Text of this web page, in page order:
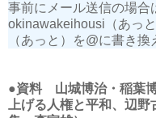
事前にメール送信の場合
okinawakeihousi（あっ
（あっと）を@に書き換
●資料 山城博治・稲葉
上げる人権と平和、辺野